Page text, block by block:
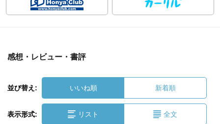
感想・レビュー・書評
並び替え: いいね順 新着順
表示形式: リスト 全文